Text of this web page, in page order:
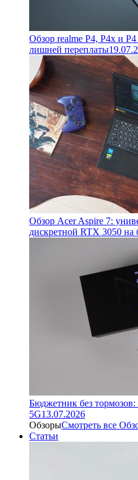
Обзор realme P4, P4x и
лишней переплаты
Обзор Acer Aspire 7:
дискретной RTX 3050 на
Бюджетник без
5G13.07.2026
ОбзорыСмотреть все
Статьи